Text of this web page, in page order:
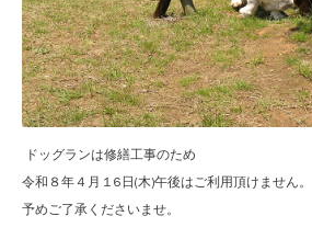
ドッグランは修繕工事のため
令和８年４月１6日(木)午後はご利用頂けません。
予めご了承くださいませ。